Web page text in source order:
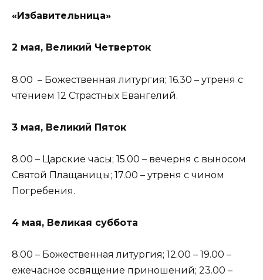
«Избавительница»
2 мая, Великий Четверток
8.00 – Божественная литургия; 16.30 – утреня с
чтением 12 Страстных Евангелий.
3 мая, Великий Пяток
8.00 – Царские часы; 15.00 – вечерня с выносом
Святой Плащаницы; 17.00 – утреня с чином
Погребения.
4 мая, Великая суббота
8.00 – Божественная литургия; 12.00 – 19.00 –
ежечасное освящение приношений; 23.00 –